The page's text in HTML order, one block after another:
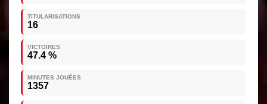
TITULARISATIONS
16
VICTOIRES
47.4 %
MINUTES JOUÉES
1357